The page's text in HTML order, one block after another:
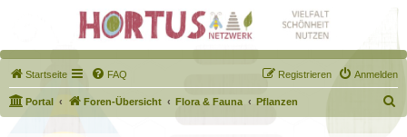
Startseite FAQ Anmelden
Registrieren
Portal Foren-Übersicht Flora & Fauna Pflanzen
u